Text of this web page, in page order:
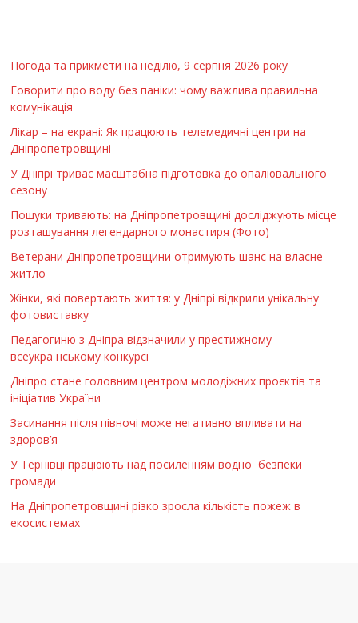
Погода та прикмети на неділю, 9 серпня 2026 року
Говорити про воду без паніки: чому важлива правильна
комунікація
Лікар – на екрані: Як працюють телемедичні центри на
Дніпропетровщині
У Дніпрі триває масштабна підготовка до опалювального
сезону
Пошуки тривають: на Дніпропетровщині досліджують місце
розташування легендарного монастиря (Фото)
Ветерани Дніпропетровщини отримують шанс на власне
житло
Жінки, які повертають життя: у Дніпрі відкрили унікальну
фотовиставку
Педагогиню з Дніпра відзначили у престижному
всеукраїнському конкурсі
Дніпро стане головним центром молодіжних проєктів та
ініціатив України
Засинання після півночі може негативно впливати на
здоров’я
У Тернівці працюють над посиленням водної безпеки
громади
На Дніпропетровщині різко зросла кількість пожеж в
екосистемах